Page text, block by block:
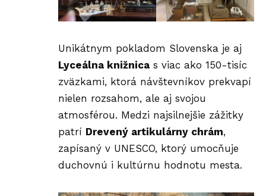
Unikátnym pokladom Slovenska je aj
Lyceálna knižnica s viac ako 150-tisíc
zväzkami, ktorá návštevníkov prekvapí
nielen rozsahom, ale aj svojou
atmosférou. Medzi najsilnejšie zážitky
patrí Drevený artikulárny chrám,
zapísaný v UNESCO, ktorý umocňuje
duchovnú i kultúrnu hodnotu mesta.